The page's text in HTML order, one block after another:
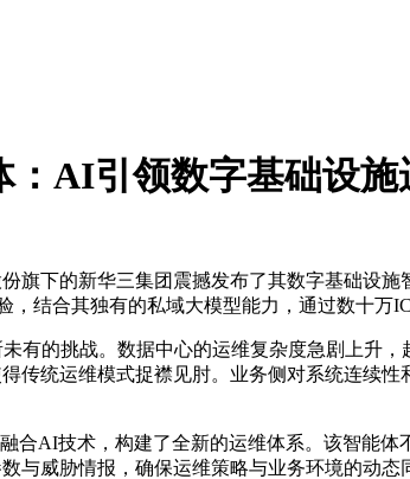
AI引领数字基础设施
旗下的新华三集团震撼发布了其数字基础设
结合其独有的私域大模型能力，通过数十
有的挑战。数据中心的运维复杂度急剧上升
传统运维模式捉襟见肘。业务侧对系统连续
合AI技术，构建了全新的运维体系。该智能
与威胁情报，确保运维策略与业务环境的动态